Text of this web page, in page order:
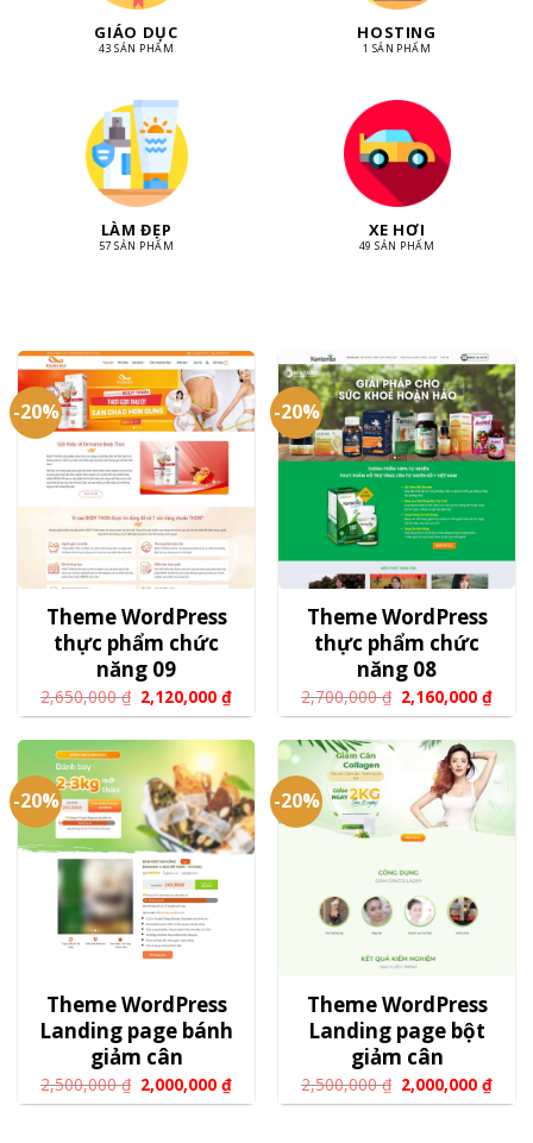
GIÁO DỤC
43 SẢN PHẨM
HOSTING
1 SẢN PHẨM
LÀM ĐẸP
57 SẢN PHẨM
XE HƠI
49 SẢN PHẨM
-20%
Theme WordPress
thực phẩm chức
năng 09
2,650,000₫ 2,120,000₫
-20%
Theme WordPress
thực phẩm chức
năng 08
2,700,000₫ 2,160,000₫
-20%
Theme WordPress
Landing page bánh
giảm cân
2,500,000₫ 2,000,000₫
-20%
Theme WordPress
Landing page bột
giảm cân
2,500,000₫ 2,000,000₫